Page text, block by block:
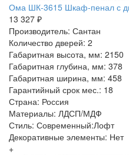
Ома ШК-3615 Шкаф-пенал с
13 327 ₽
Производитель: Сантан
Количество дверей: 2
Габаритная высота, мм: 2150
Габаритная глубина, мм: 378
Габаритная ширина, мм: 458
Гарантийный срок мес.: 18
Страна: Россия
Материалы: ЛДСП/МДФ
Стиль: Современный:Лофт
Декоративные элементы: Нет
+